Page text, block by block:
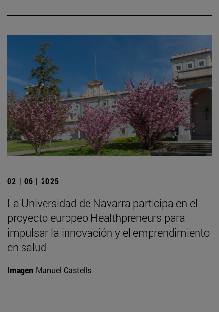
02 | 06 | 2025
La Universidad de Navarra participa en el
proyecto europeo Healthpreneurs para
impulsar la innovación y el emprendimiento
en salud
Imagen Manuel Castells